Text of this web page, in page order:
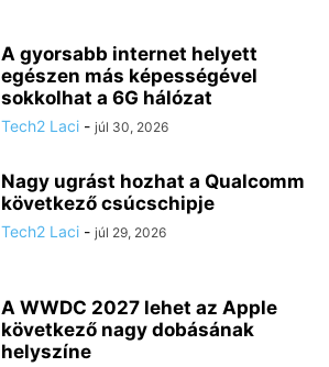
A gyorsabb internet helyett
egészen más képességével
sokkolhat a 6G hálózat
Tech2 Laci - júl 30, 2026
Nagy ugrást hozhat a Qualcomm
következő csúcschipje
Tech2 Laci - júl 29, 2026
A WWDC 2027 lehet az Apple
következő nagy dobásának
helyszíne